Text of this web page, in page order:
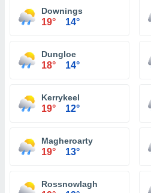
Downings
19° 14°
Dungloe
18° 14°
Kerrykeel
19° 12°
Magheroarty
19° 13°
Rossnowlagh